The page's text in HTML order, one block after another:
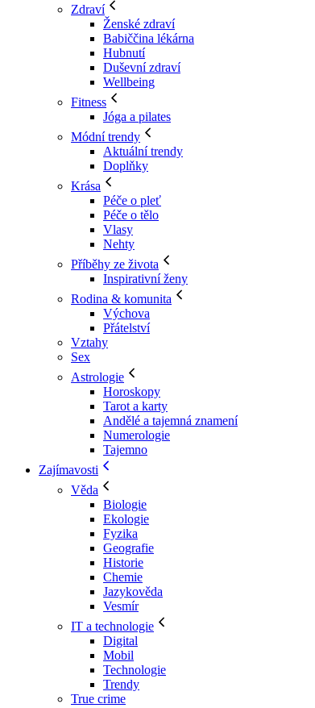
Zdraví
Ženské zdraví
Babiččina lékárna
Hubnutí
Duševní zdraví
Wellbeing
Fitness
Jóga a pilates
Módní trendy
Aktuální trendy
Doplňky
Krása
Péče o pleť
Péče o tělo
Vlasy
Nehty
Příběhy ze života
Inspirativní ženy
Rodina & komunita
Výchova
Přátelství
Vztahy
Sex
Astrologie
Horoskopy
Tarot a karty
Andělé a tajemná znamení
Numerologie
Tajemno
Zajímavosti
Věda
Biologie
Ekologie
Fyzika
Geografie
Historie
Chemie
Jazykověda
Vesmír
IT a technologie
Digital
Mobil
Technologie
Trendy
True crime